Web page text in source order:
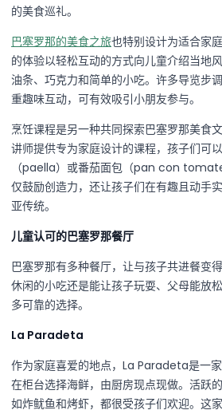
的美食巡礼。
巴塞罗那的美食之旅也特别设计为适合家
的体验以轻松互动的方式向儿童介绍当地
油条、巧克力和简单的小吃。许多导览步
重趣味互动，可有效吸引小朋友参与。
烹饪课程是另一种共同探索巴塞罗那美食
讲师提供专为家庭设计的课程，孩子们可
（paella）或番茄面包（pan con
仅鼓励创造力，还让孩子们在有趣且动手
亚传统。
儿童认可的巴塞罗那餐厅
巴塞罗那有多种餐厅，让与孩子共进餐变
休闲的小吃还是能让孩子玩耍、父母能放
多可靠的选择。
La Paradeta
作为家庭喜爱的地点，La Paradeta是一
在柜台选择海鲜，由厨房现点现做。活跃
如炸鱿鱼和烤虾，都很受孩子们欢迎。这